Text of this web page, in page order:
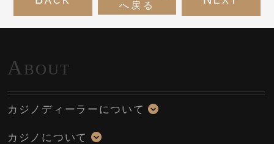
へ戻る
A BOUT
カジノディーラーについて
カジノについて